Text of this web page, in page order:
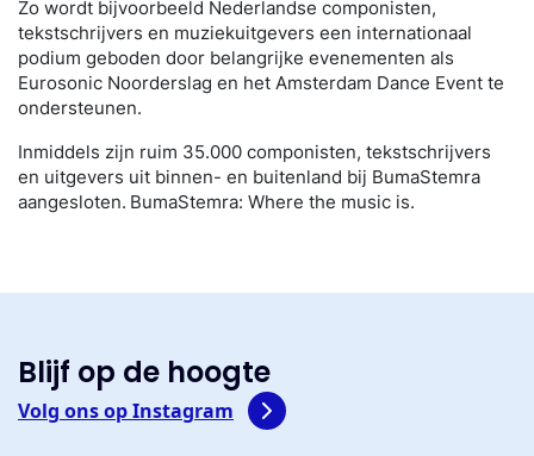
Zo wordt bijvoorbeeld Nederlandse componisten,
tekstschrijvers en muziekuitgevers een internationaal
podium geboden door belangrijke evenementen als
Eurosonic Noorderslag en het Amsterdam Dance Event te
ondersteunen.
Inmiddels zijn ruim 35.000 componisten, tekstschrijvers
en uitgevers uit binnen- en buitenland bij BumaStemra
aangesloten. BumaStemra: Where the music is.
Blijf op de hoogte
Volg ons op Instagram